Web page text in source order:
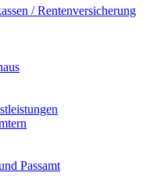
/ Rentenversicherung
Passamt